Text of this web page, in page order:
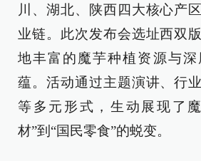
川、湖北、陕西四大核心产
业链。此次发布会选址西双
地丰富的魔芋种植资源与
蕴。活动通过主题演讲、行
等多元形式，生动展现了
材”到“国民零食”的蜕变。